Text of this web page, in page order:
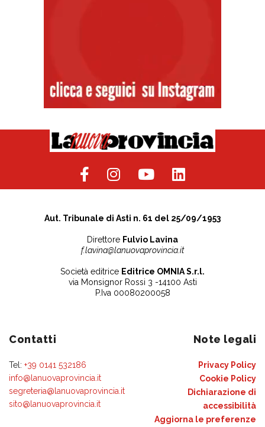
Aut. Tribunale di Asti n. 61 del 25/09/1953
Direttore Fulvio Lavina
f.lavina@lanuovaprovincia.it
Società editrice Editrice OMNIA S.r.l.
via Monsignor Rossi 3 -14100 Asti
P.Iva 00080200058
Contatti
Tel: +39 0141 532186
info@lanuovaprovincia.it
segreteria@lanuovaprovincia.it
sito@lanuovaprovincia.it
Note legali
Privacy Policy
Cookie Policy
Dichiarazione di
accessibilità
Aggiorna le preferenze